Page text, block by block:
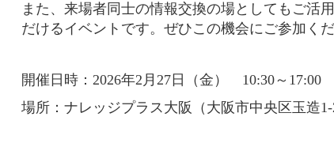
また、来場者同士の情報交換の場としてもご活
だけるイベントです。ぜひこの機会にご参加くだ
開催日時：2026年2月27日（金） 10:30～17:00
場所：ナレッジプラス大阪（大阪市中央区玉造1-